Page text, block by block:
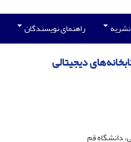
راهنمای نویسندگان
دیجیتالی
دانشگاه قم